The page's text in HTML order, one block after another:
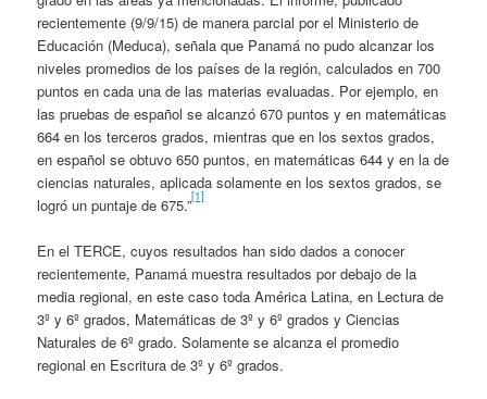
recientemente (9/9/15) de manera parcial por el Ministerio de
Educación (Meduca), señala que Panamá no pudo alcanzar los
niveles promedios de los países de la región, calculados en 700
puntos en cada una de las materias evaluadas. Por ejemplo, en
las pruebas de español se alcanzó 670 puntos y en matemáticas
664 en los terceros grados, mientras que en los sextos grados,
en español se obtuvo 650 puntos, en matemáticas 644 y en la de
ciencias naturales, aplicada solamente en los sextos grados, se
logró un puntaje de 675.”[1]
En el TERCE, cuyos resultados han sido dados a conocer
recientemente, Panamá muestra resultados por debajo de la
media regional, en este caso toda América Latina, en Lectura de
3º y 6º grados, Matemáticas de 3º y 6º grados y Ciencias
Naturales de 6º grado. Solamente se alcanza el promedio
regional en Escritura de 3º y 6º grados.